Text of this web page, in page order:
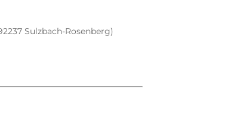
Sulzbach-Rosenberg)